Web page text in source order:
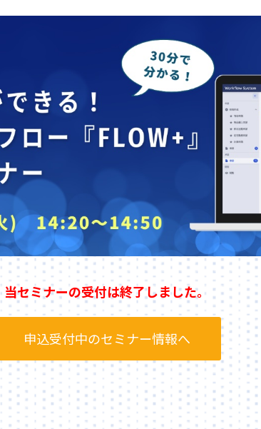
当セミナーの受付は終了しました。
申込受付中のセミナー情報へ